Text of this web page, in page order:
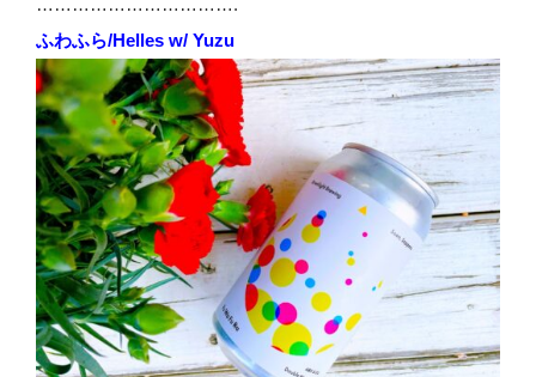
…………………………….
ふわふら/Helles w/ Yuzu